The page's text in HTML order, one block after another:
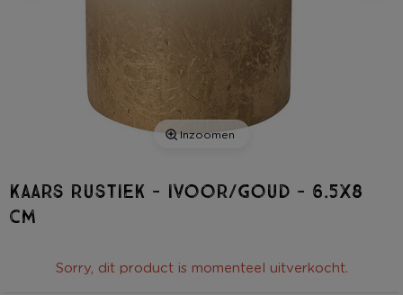
Inzoomen
Kaars rustiek - ivoor/goud - 6.5x8
cm
Sorry, dit product is momenteel uitverkocht.